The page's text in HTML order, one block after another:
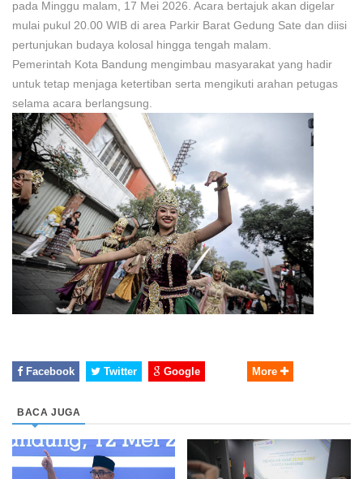
pada Minggu malam, 17 Mei 2026. Acara bertajuk akan digelar
mulai pukul 20.00 WIB di area Parkir Barat Gedung Sate dan diisi
pertunjukan budaya kolosal hingga tengah malam.
Pemerintah Kota Bandung mengimbau masyarakat yang hadir
untuk tetap menjaga ketertiban serta mengikuti arahan petugas
selama acara berlangsung.
Facebook Twitter Google More
BACA JUGA